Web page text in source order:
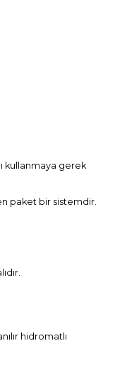
kullanmaya gerek
paket bir sistemdir.
hidromatlı